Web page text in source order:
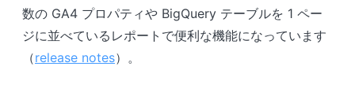
数の GA4 プロパティや BigQuery テーブルを 1 ペー
ジに並べているレポートで便利な機能になっています
（release notes）。